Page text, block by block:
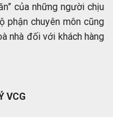
của những người chịu
phận chuyên môn cũng
nhà đối với khách hàng
VCG